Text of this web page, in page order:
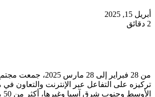
أبريل 15, 2025
2 دقائق
من 28 فبراير إلى 28 مارس 2025، جمعت مجتمع
تركيزه على التفاعل عبر الإنترنت والتعاون